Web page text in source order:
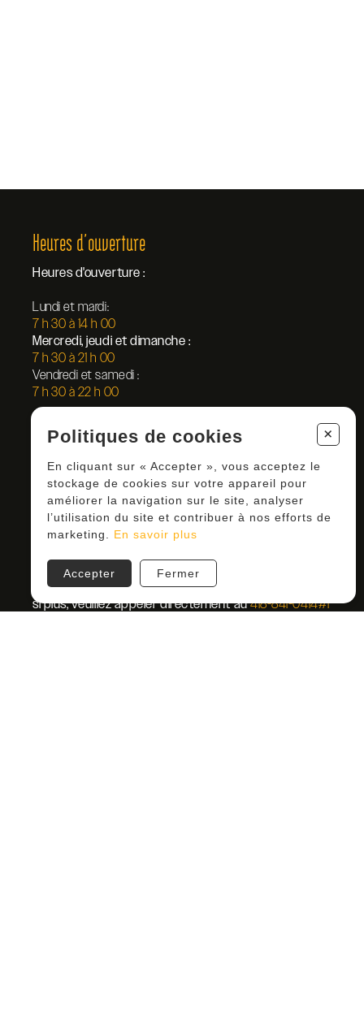
Heures d’ouverture
Heures d'ouverture :
Lundi et mardi:
7 h 30 à 14 h 00
Mercredi, jeudi et dimanche :
7 h 30 à 21 h 00
Vendredi et samedi :
7 h 30 à 22 h 00
* 24 décembre ferme à 14 h
* 25 décembre fermé
* 31 décembre ferme à 22 h
* 1 janvier fermé
Réservation en ligne
6 personnes maximum pour les réservations en ligne,
si plus, veuillez appeler directement au418-841-0414#1
Politiques de cookies +
En cliquant sur « Accepter », vous acceptez le
stockage de cookies sur votre appareil pour
améliorer la navigation sur le site, analyser
l’utilisation du site et contribuer à nos efforts de
marketing.
En savoir plus
Accepter Fermer